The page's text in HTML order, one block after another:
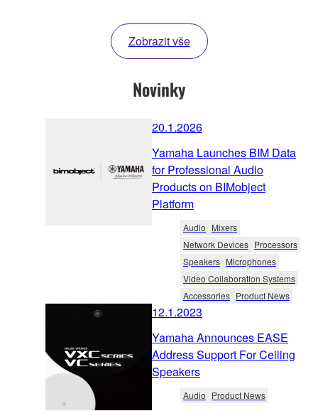
Zobrazit vše
Novinky
20.1.2026
Yamaha Launches BIM Data
for Professional Audio
Products on BIMobject
Platform
Audio Mixers
Network Devices Processors
Speakers Microphones
Video Collaboration Systems
Accessories Product News
12.1.2023
Yamaha Announces EASE
Address Support For Ceiling
Speakers
Audio Product News